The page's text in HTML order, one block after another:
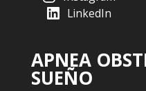
LinkedIn
APNEA
SUEÑO